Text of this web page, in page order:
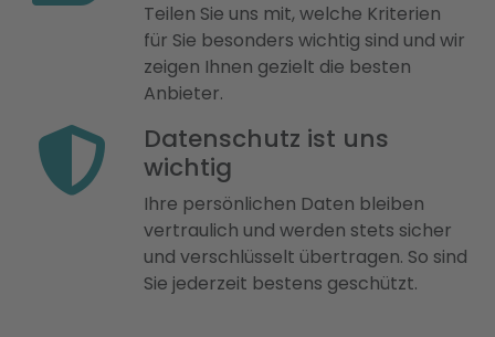
Teilen Sie uns mit, welche Kriterien
für Sie besonders wichtig sind und wir
zeigen Ihnen gezielt die besten
Anbieter.
Datenschutz ist uns
wichtig
Ihre persönlichen Daten bleiben
vertraulich und werden stets sicher
und verschlüsselt übertragen. So sind
Sie jederzeit bestens geschützt.